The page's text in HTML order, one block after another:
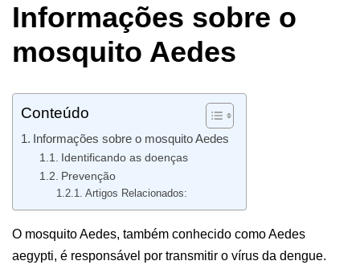
Informações sobre o
mosquito Aedes
Conteúdo
Informações sobre o mosquito Aedes
Identificando as doenças
Prevenção
Artigos Relacionados:
O mosquito Aedes, também conhecido como Aedes
aegypti, é responsável por transmitir o vírus da dengue.